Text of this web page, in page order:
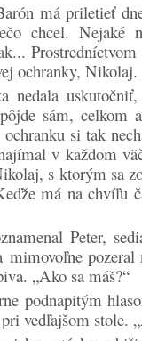
má priletieť
chcel. Nejaké
ochranky, Nikolaj.
nedala
sám, celkom
si tak
v každom
s ktorým sa
má na chvíľu
Peter,
pozeral
„Ako sa máš?“
podnapitým
vedľajšom stole.